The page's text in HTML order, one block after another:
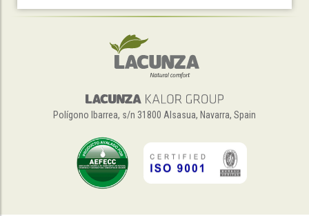
Polígono Ibarrea, s/n 31800 Alsasua, Navarra, Spain